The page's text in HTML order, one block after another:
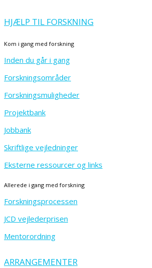
HJÆLP TIL FORSKNING
Kom i gang med forskning
Inden du går i gang
Forskningsområder
Forskningsmuligheder
Projektbank
Jobbank
Skriftlige vejledninger
Eksterne ressourcer og links
Allerede i gang med forskning
Forskningsprocessen
JCD vejlederprisen
Mentorordning
ARRANGEMENTER